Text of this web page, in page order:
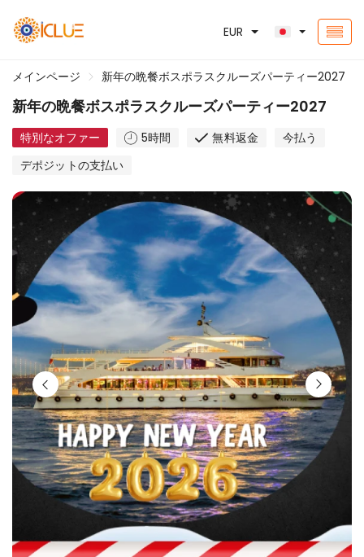
EUR
メインページ 新年の晩餐ボスポラスクルーズパーティー2027
新年の晩餐ボスポラスクルーズパーティー2027
特別なオファー 5時間 無料返金
今払う
デポジットの支払い